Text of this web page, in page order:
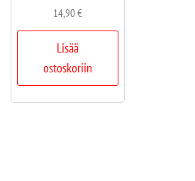
14,90€
Lisää
ostoskoriin